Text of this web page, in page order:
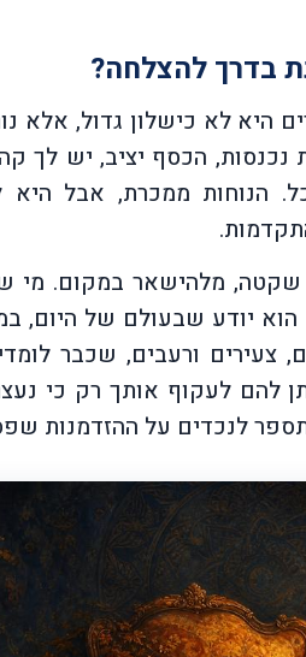
בדרך להצלחה?
היא לא כישלון גדול, אלא
הכסף יציב, יש לך
הנוחות ממכרת, אבל
מלהישאר במקום. מי
יודע שבעולם של היום,
ורעבים, שכבר
להם לעקוף אותך רק כי
לנכדים על ההזדמנות